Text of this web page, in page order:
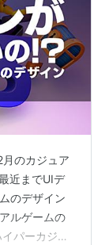
のカジュア
近までUIデ
のデザイン
ルゲームの
パーカジュ